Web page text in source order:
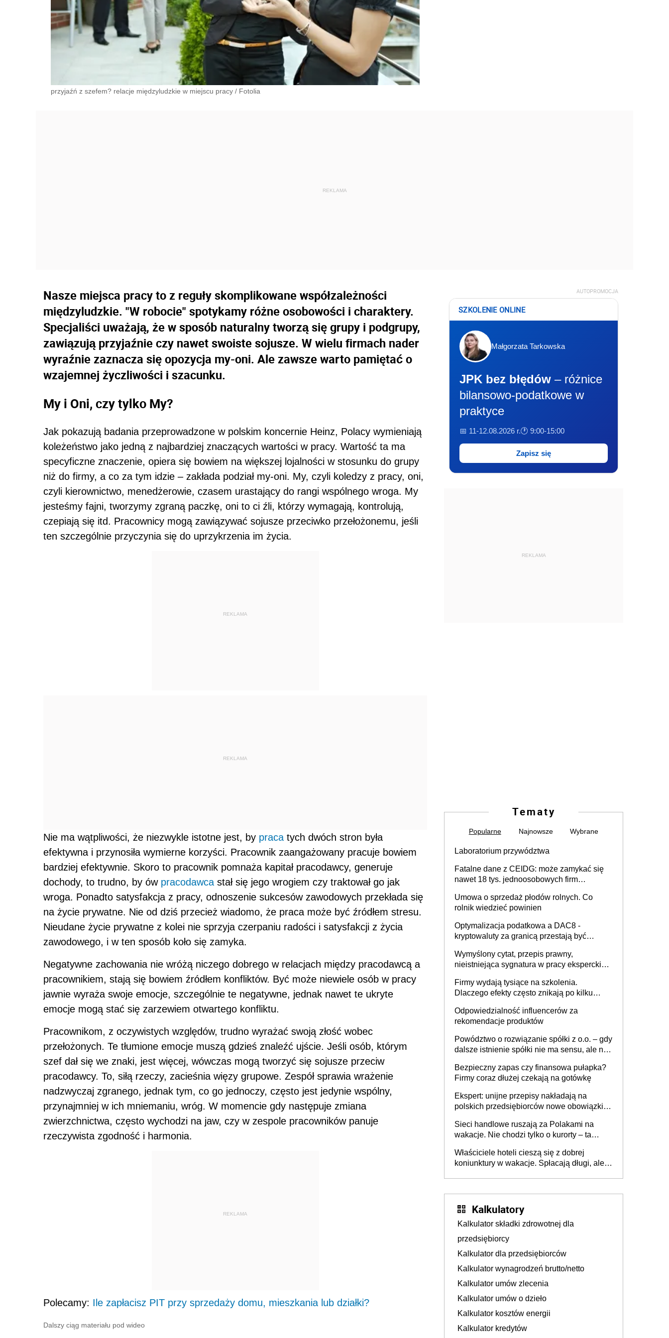
przyjaźń z szefem? relacje międzyludzkie w miejscu pracy / Fotolia
Nasze miejsca pracy to z reguły skomplikowane współzależności
międzyludzkie. "W robocie" spotykamy różne osobowości i charaktery.
Specjaliści uważają, że w sposób naturalny tworzą się grupy i podgrupy,
zawiązują przyjaźnie czy nawet swoiste sojusze. W wielu firmach nader
wyraźnie zaznacza się opozycja my-oni. Ale zawsze warto pamiętać o
wzajemnej życzliwości i szacunku.
My i Oni, czy tylko My?
Jak pokazują badania przeprowadzone w polskim koncernie Heinz, Polacy wymieniają
koleżeństwo jako jedną z najbardziej znaczących wartości w pracy. Wartość ta ma
specyficzne znaczenie, opiera się bowiem na większej lojalności w stosunku do grupy
niż do firmy, a co za tym idzie – zakłada podział my-oni. My, czyli koledzy z pracy, oni,
czyli kierownictwo, menedżerowie, czasem urastający do rangi wspólnego wroga. My
jesteśmy fajni, tworzymy zgraną paczkę, oni to ci źli, którzy wymagają, kontrolują,
czepiają się itd. Pracownicy mogą zawiązywać sojusze przeciwko przełożonemu, jeśli
ten szczególnie przyczynia się do uprzykrzenia im życia.
REKLAMA
REKLAMA
Nie ma wątpliwości, że niezwykle istotne jest, by praca tych dwóch stron była
efektywna i przynosiła wymierne korzyści. Pracownik zaangażowany pracuje bowiem
bardziej efektywnie. Skoro to pracownik pomnaża kapitał pracodawcy, generuje
dochody, to trudno, by ów pracodawca stał się jego wrogiem czy traktował go jak
wroga. Ponadto satysfakcja z pracy, odnoszenie sukcesów zawodowych przekłada się
na życie prywatne. Nie od dziś przecież wiadomo, że praca może być źródłem stresu.
Nieudane życie prywatne z kolei nie sprzyja czerpaniu radości i satysfakcji z życia
zawodowego, i w ten sposób koło się zamyka.
Negatywne zachowania nie wróżą niczego dobrego w relacjach między pracodawcą a
pracownikiem, stają się bowiem źródłem konfliktów. Być może niewiele osób w pracy
jawnie wyraża swoje emocje, szczególnie te negatywne, jednak nawet te ukryte
emocje mogą stać się zarzewiem otwartego konfliktu.
Pracownikom, z oczywistych względów, trudno wyrażać swoją złość wobec
przełożonych. Te tłumione emocje muszą gdzieś znaleźć ujście. Jeśli osób, którym
szef dał się we znaki, jest więcej, wówczas mogą tworzyć się sojusze przeciw
pracodawcy. To, siłą rzeczy, zacieśnia więzy grupowe. Zespół sprawia wrażenie
nadzwyczaj zgranego, jednak tym, co go jednoczy, często jest jedynie wspólny,
przynajmniej w ich mniemaniu, wróg. W momencie gdy następuje zmiana
zwierzchnictwa, często wychodzi na jaw, czy w zespole pracowników panuje
rzeczywista zgodność i harmonia.
REKLAMA
Polecamy: Ile zapłacisz PIT przy sprzedaży domu, mieszkania lub działki?
Dalszy ciąg materiału pod wideo
AUTOPROMOCJA
SZKOLENIE ONLINE
Małgorzata Tarkowska
JPK bez błędów – różnice
bilansowo-podatkowe w
praktyce
📅 11-12.08.2026 r.🕐 9:00-15:00
Zapisz się
REKLAMA
Tematy
Popularne Najnowsze Wybrane
Laboratorium przywództwa
Fatalne dane z CEIDG: może zamykać się
nawet 18 tys. jednoosobowych firm
Umowa o sprzedaż płodów rolnych. Co
rolnik wiedzieć powinien
Optymalizacja podatkowa a DAC8 -
kryptowaluty za granicą przestają być
Wymyślony cytat, przepis prawny,
nieistniejąca sygnatura w pracy eksperckiej -
firmie
Firmy wydają tysiące na szkolenia.
Dlaczego efekty często znikają po kilku
Odpowiedzialność influencerów za
rekomendacje produktów
Powództwo o rozwiązanie spółki z o.o. – gdy
dalsze istnienie spółki nie ma sensu, ale nie
Bezpieczny zapas czy finansowa pułapka?
Firmy coraz dłużej czekają na gotówkę
Ekspert: unijne przepisy nakładają na
polskich przedsiębiorców nowe obowiązki w
Sieci handlowe ruszają za Polakami na
wakacje. Nie chodzi tylko o kurorty – ta
tam, gdzie wielu spędzi urlop po cichu
Właściciele hoteli cieszą się z dobrej
koniunktury w wakacje. Spłacają długi, ale
Kalkulatory
Kalkulator składki zdrowotnej dla
przedsiębiorcy
Kalkulator dla przedsiębiorców
Kalkulator wynagrodzeń brutto/netto
Kalkulator umów zlecenia
Kalkulator umów o dzieło
Kalkulator kosztów energii
Kalkulator kredytów